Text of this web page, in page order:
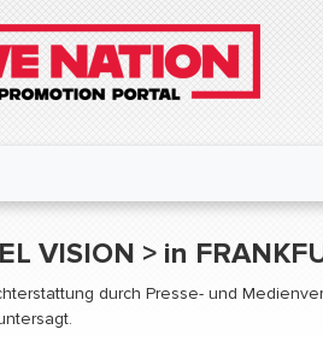
VISION > in
durch Presse- und